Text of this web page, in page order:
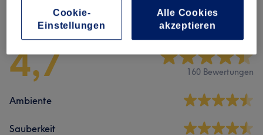
Salonbewertungen
4,7 160 Bewertungen
Ambiente
Sauberkeit
Cookie-
Einstellungen
Alle Cookies
akzeptieren